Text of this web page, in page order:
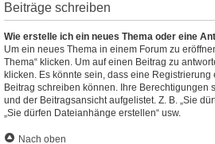
Beiträge schreiben
Wie erstelle ich ein neues Thema oder eine
Um ein neues Thema in einem Forum zu
Thema“ klicken. Um auf einen Beitrag zu
klicken. Es könnte sein, dass eine
Beitrag schreiben können. Ihre Berechtigungen
und der Beitragsansicht aufgelistet. Z. B. „Sie
„Sie dürfen Dateianhänge erstellen“ usw.
Nach oben